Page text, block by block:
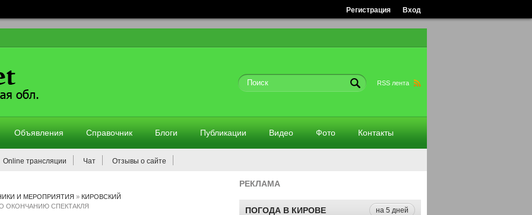
Вход
Регистрация
RSS лента
Объявления Справочник Блоги Публикации Видео Фото Контакты
Online трансляции Чат Отзывы о сайте
И МЕРОПРИЯТИЯ » КИРОВСКИЙ
ОКОНЧАНИЮ СПЕКТАКЛЯ
РЕКЛАМА
ПОГОДА В КИРОВЕ на 5 дней